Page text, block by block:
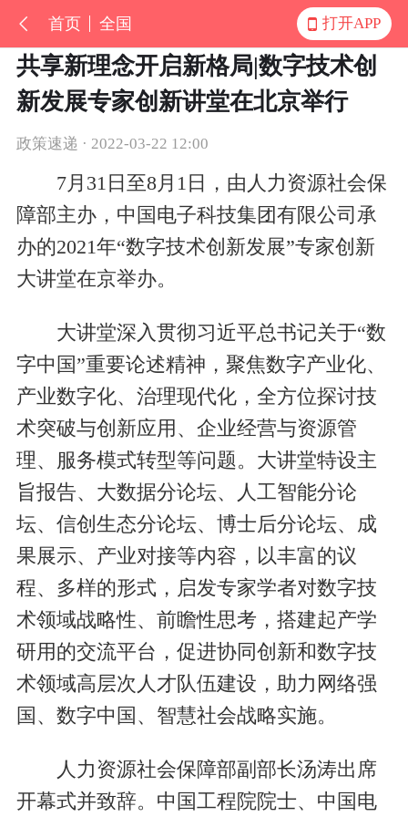
首页 全国 打开APP
共享新理念开启新格局|数字技术创
新发展专家创新讲堂在北京举行
政策速递 · 2022-03-22 12:00
7月31日至8月1日，由人力资源社会保
障部主办，中国电子科技集团有限公司承
办的2021年“数字技术创新发展”专家创新
大讲堂在京举办。
大讲堂深入贯彻习近平总书记关于“数
字中国”重要论述精神，聚焦数字产业化、
产业数字化、治理现代化，全方位探讨技
术突破与创新应用、企业经营与资源管
理、服务模式转型等问题。大讲堂特设主
旨报告、大数据分论坛、人工智能分论
坛、信创生态分论坛、博士后分论坛、成
果展示、产业对接等内容，以丰富的议
程、多样的形式，启发专家学者对数字技
术领域战略性、前瞻性思考，搭建起产学
研用的交流平台，促进协同创新和数字技
术领域高层次人才队伍建设，助力网络强
国、数字中国、智慧社会战略实施。
人力资源社会保障部副部长汤涛出席
开幕式并致辞。中国工程院院士、中国电